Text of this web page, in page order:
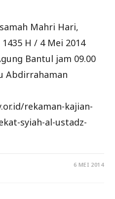
Mahri Hari,
H / 4 Mei 2014
Bantul jam 09.00
Abdirrahaman
rekaman-kajian-
syiah-al-ustadz-
6 MEI 2014